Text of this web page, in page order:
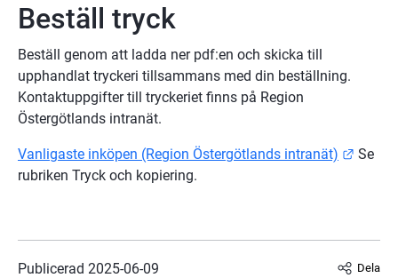
Beställ tryck
Beställ genom att ladda ner pdf:en och skicka till
upphandlat tryckeri tillsammans med din beställning.
Kontaktuppgifter till tryckeriet finns på Region
Östergötlands intranät.
Vanligaste inköpen (Region Östergötlands intranät) Länk
Se
rubriken Tryck och kopiering.
Publicerad 2025-06-09 Dela